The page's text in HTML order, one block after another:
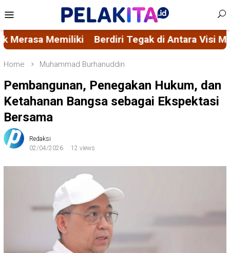
to
content
Menu
Tegak di Antara Visi Misi FORMAS dan
Home Muhammad Burhanuddin
Pembangunan, Penegakan Hukum, dan
Ketahanan Bangsa sebagai Ekspektasi
Bersama
Redaksi
02/04/2026
12 views